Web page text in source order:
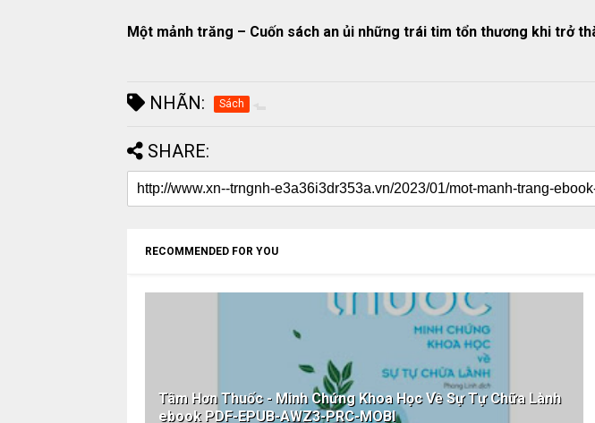
Một mảnh trăng – Cuốn sách an ủi những trái tim tổn thương khi trở
NHÃN: Sách
SHARE:
RECOMMENDED FOR YOU
Tâm Hơn Thuốc - Minh Chứng Khoa Học Về Sự Tự Chữa Lành
ebook PDF-EPUB-AWZ3-PRC-MOBI